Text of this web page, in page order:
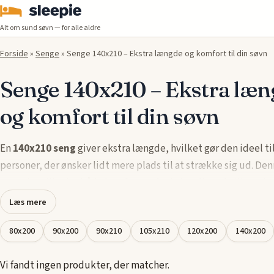
Alt om sund søvn — for alle aldre
Forside» Senge» Senge 140x210 – Ekstra længde og komfort til din søvn
Senge 140x210 – Ekstra
og komfort til din søvn
En 140x210 senggiver ekstra længde, hvilket gør den ideel til
personer, der ønsker lidt mere plads til at strække sig ud.
støtte, du behøver, for at opnå en god nattesøvn. Uanset om du
højere end gennemsnittet eller bare ønsker ekstra plads, vil
seng give dig den rette komfort hele natten.
Vores udvalg afsenge 140x210giver dig flere muligheder for
Læs mere
80x200 90x200 90x210 105x210 120x200 140x200
Vi fandt ingen produkter, der matcher.